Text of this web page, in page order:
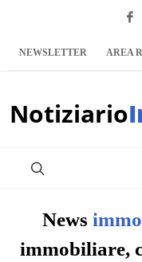
NEWSLETTER AREA
Notiziario
News
immobiliare,